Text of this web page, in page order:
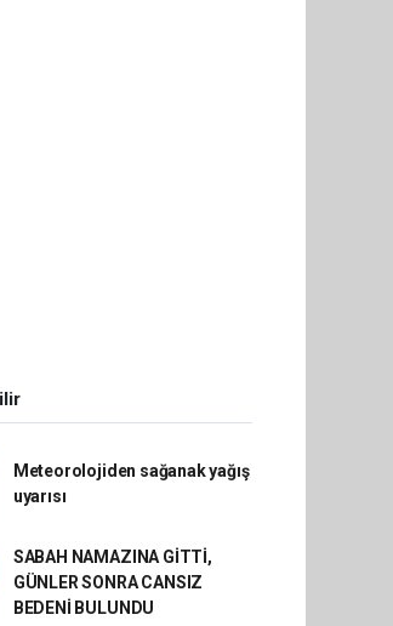
Meteorolojiden sağanak yağış
uyarısı
SABAH NAMAZINA GİTTİ,
GÜNLER SONRA CANSIZ
BEDENİ BULUNDU